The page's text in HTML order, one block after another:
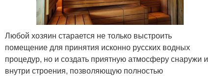
Любой хозяин старается не только выстроить
помещение для принятия исконно русских водных
процедур, но и создать приятную атмосферу снаружи и
внутри строения, позволяющую полностью